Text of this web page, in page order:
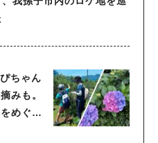
ちゃん
みも。
めぐる